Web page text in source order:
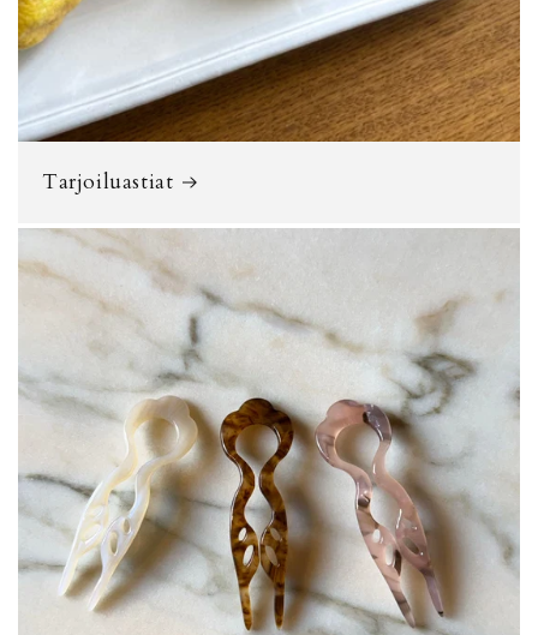
Tarjoiluastiat